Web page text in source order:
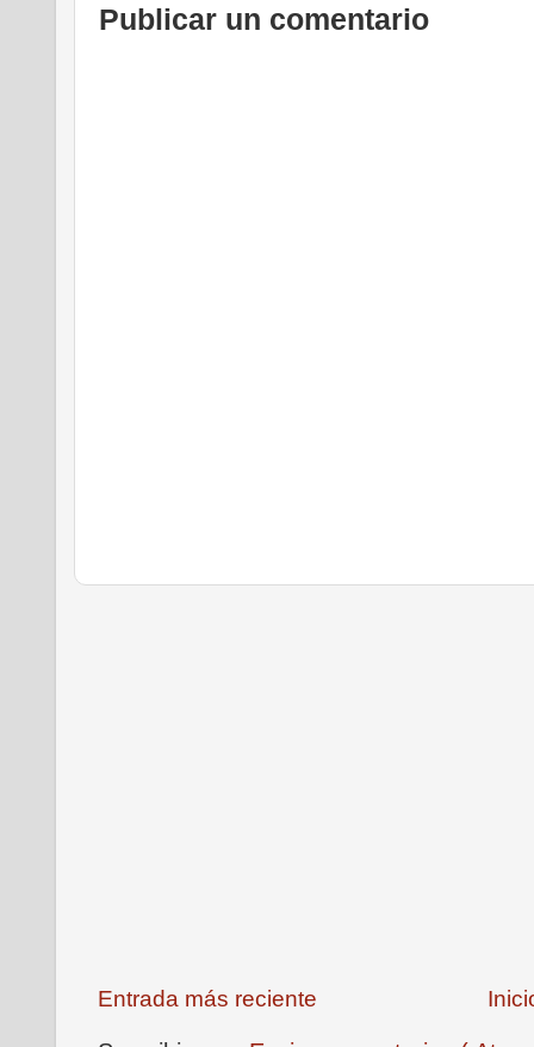
Publicar un comentario
Entrada más reciente